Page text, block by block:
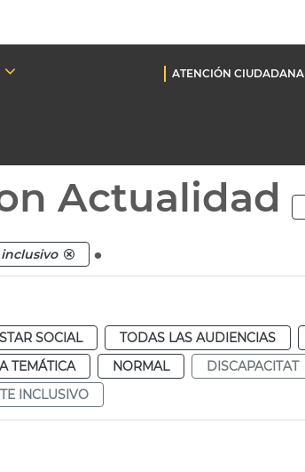
ATENCIÓN CIUDADANA
Actualidad
.
SOCIAL TODAS LAS AUDIENCIAS
TEMÁTICA NORMAL DISCAPACITAT
INCLUSIVO